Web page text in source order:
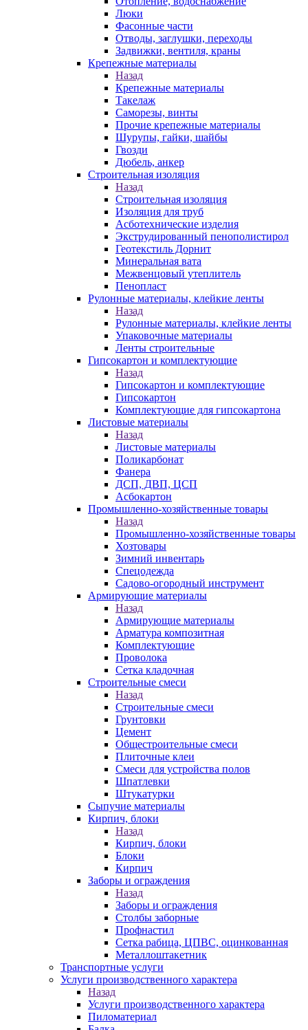
Люки
Фасонные части
Отводы, заглушки, переходы
Задвижки, вентиля, краны
Крепежные материалы
Назад
Крепежные материалы
Такелаж
Саморезы, винты
Прочие крепежные материалы
Шурупы, гайки, шайбы
Гвозди
Дюбель, анкер
Строительная изоляция
Назад
Строительная изоляция
Изоляция для труб
Асботехнические изделия
Экструдированный пенополистирол
Геотекстиль Дорнит
Минеральная вата
Межвенцовый утеплитель
Пенопласт
Рулонные материалы, клейкие ленты
Назад
Рулонные материалы, клейкие ленты
Упаковочные материалы
Ленты строительные
Гипсокартон и комплектующие
Назад
Гипсокартон и комплектующие
Гипсокартон
Комплектующие для гипсокартона
Листовые материалы
Назад
Листовые материалы
Поликарбонат
Фанера
ДСП, ДВП, ЦСП
Асбокартон
Промышленно-хозяйственные товары
Назад
Промышленно-хозяйственные товары
Хозтовары
Зимний инвентарь
Спецодежда
Садово-огородный инструмент
Армирующие материалы
Назад
Армирующие материалы
Арматура композитная
Комплектующие
Проволока
Сетка кладочная
Строительные смеси
Назад
Строительные смеси
Грунтовки
Цемент
Общестроительные смеси
Плиточные клеи
Смеси для устройства полов
Шпатлевки
Штукатурки
Сыпучие материалы
Кирпич, блоки
Назад
Кирпич, блоки
Блоки
Кирпич
Заборы и ограждения
Назад
Заборы и ограждения
Столбы заборные
Профнастил
Сетка рабица, ЦПВС, оцинкованная
Металлоштакетник
Транспортные услуги
Услуги производственного характера
Назад
Услуги производственного характера
Пиломатериал